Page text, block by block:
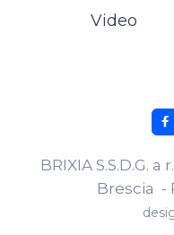
Video
BRIXIA S.S.D.G. a
Brescia -
